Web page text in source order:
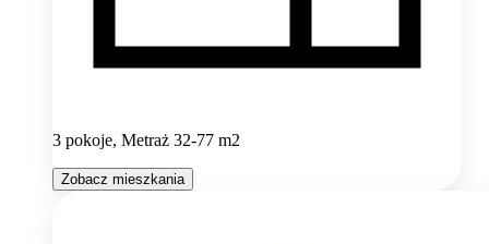
3 pokoje, Metraż 32-77 m2
Zobacz mieszkania